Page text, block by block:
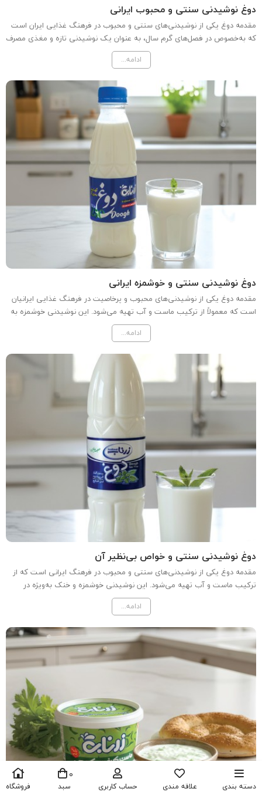
دسته بندی علاقه مندی حساب کاربری
0
سبد فروشگاه
دوغ نوشیدنی سنتی و محبوب ایرانی
مقدمه دوغ یکی از نوشیدنی‌های سنتی و محبوب در فرهنگ غذایی ایران است
که به‌خصوص در فصل‌های گرم سال، به عنوان یک نوشیدنی تازه و مغذی مصرف
می‌شود. این نوشیدنی خوشمزه معمولاً از ترکیب ماست، آب و نمک تهیه
می‌شود و در برخی موارد با افزودن نعناع یا ادویه‌های...
ادامه...
دوغ نوشیدنی سنتی و خوشمزه ایرانی
مقدمه دوغ یکی از نوشیدنی‌های محبوب و پرخاصیت در فرهنگ غذایی ایرانیان
است که معمولاً از ترکیب ماست و آب تهیه می‌شود. این نوشیدنی خوشمزه به
عنوان یک خوراکی سالم و مفید در دورهمی‌ها و مجالس مختلف سرو می‌شود و
به عنوان یک همراه ایده‌آل برای غذاهای مختلف...
ادامه...
دوغ نوشیدنی سنتی و خواص بی‌نظیر آن
مقدمه دوغ یکی از نوشیدنی‌های سنتی و محبوب در فرهنگ ایرانی است که از
ترکیب ماست و آب تهیه می‌شود. این نوشیدنی خوشمزه و خنک به‌ویژه در
فصل‌های گرم سال بسیار مورد استقبال قرار می‌گیرد. در این مقاله به بررسی
دقیق‌تری از دوغ، ماست، شیر، طبع و خواص آن...
ادامه...